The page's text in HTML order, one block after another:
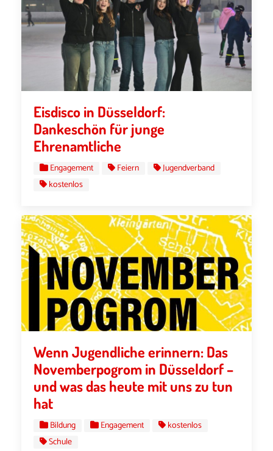
Eisdisco in Düsseldorf:
Dankeschön für junge
Ehrenamtliche
Engagement Feiern
Jugendverband
kostenlos
Wenn Jugendliche erinnern: Das
Novemberpogrom in Düsseldorf –
und was das heute mit uns zu tun
hat
Bildung Engagement
kostenlos
Schule